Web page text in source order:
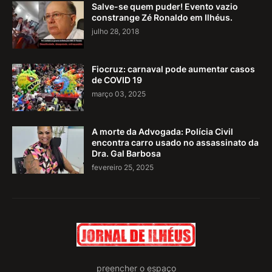
Salve-se quem puder! Evento vazio
constrange Zé Ronaldo em Ilhéus.
julho 28, 2018
Fiocruz: carnaval pode aumentar casos
de COVID 19
março 03, 2025
A morte da Advogada: Polícia Civil
encontra carro usado no assassinato da
Dra. Gal Barbosa
fevereiro 25, 2025
preencher o espaço